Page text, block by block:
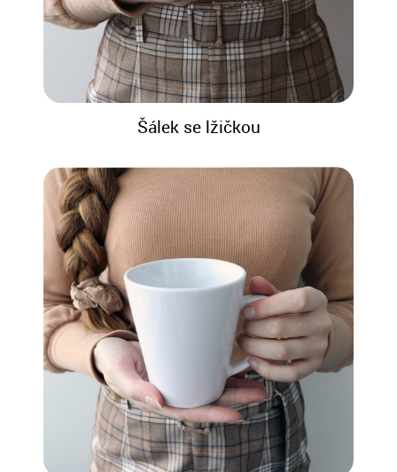
Šálek se lžičkou